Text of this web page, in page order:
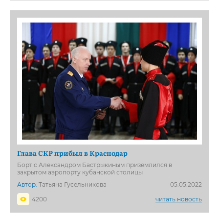
Глава СКР прибыл в Краснодар
Борт с Александром Бастрыкиным приземлился в
закрытом аэропорту кубанской столицы
Автор: Татьяна Гусельникова
05.05.2022
4200
читать новость